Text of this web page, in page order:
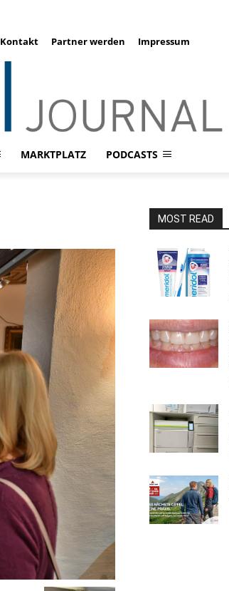
Kontakt Partner werden Impressum
MARKTPLATZ PODCASTS
MOST READ